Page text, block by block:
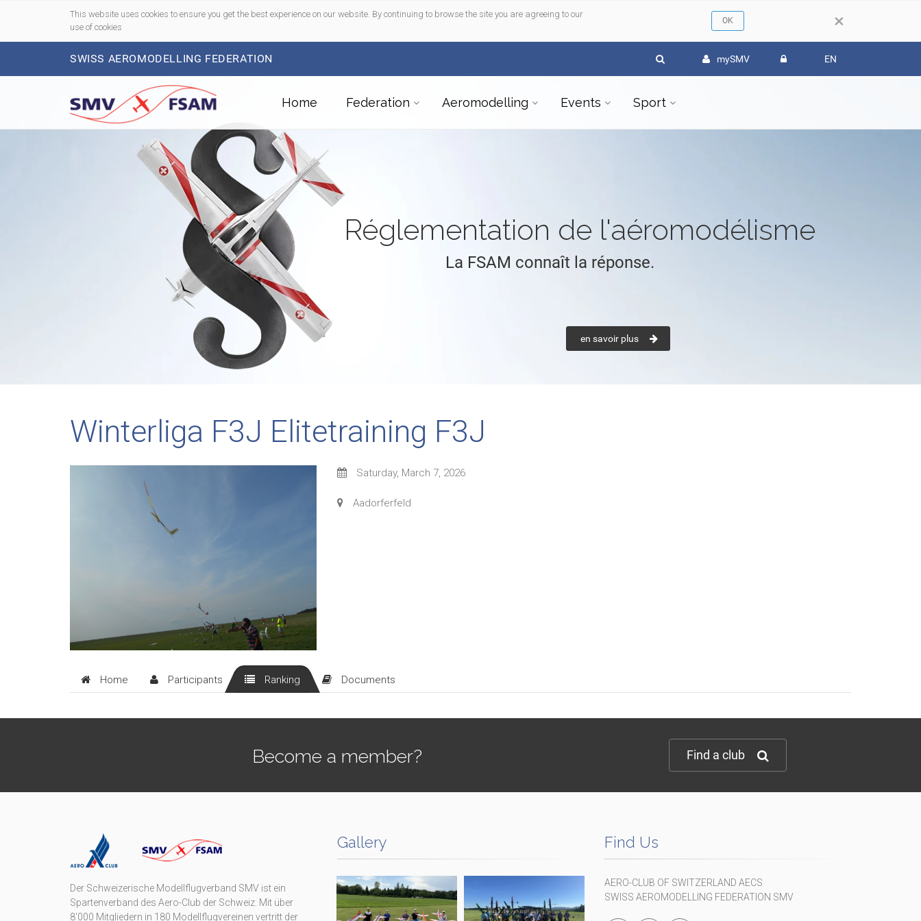
×
This website uses cookies to ensure you get the best experience on our website. By continuing to browse the site you are agreeing to our
use of cookies
SWISS AEROMODELLING FEDERATION mySMV EN
Home Federation Aeromodelling Events Sport
Réglementation de l'aéromodélisme
La FSAM connaît la réponse.
en savoir plus
Winterliga F3J Elitetraining F3J
Saturday, March 7, 2026
Aadorferfeld
Home Participants Ranking Documents
Become a member? Find a club
Der Schweizerische Modellflugverband SMV ist ein
Spartenverband des Aero-Club der Schweiz. Mit über
8'000 Mitgliedern in 180 Modellflugvereinen vertritt der
Gallery Find Us
AERO-CLUB OF SWITZERLAND AECS
SWISS AEROMODELLING FEDERATION SMV